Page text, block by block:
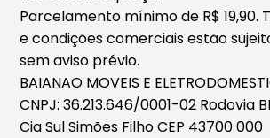
Parcelamento mínimo de R$ 19,90.
e condições comerciais estão
sem aviso prévio.
BAIANAO MOVEIS E
CNPJ: 36.213.646/0001-02 Rodovia
Cia Sul Simões Filho CEP 43700 000